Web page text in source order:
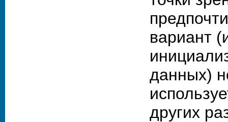
вариант
данных)
других